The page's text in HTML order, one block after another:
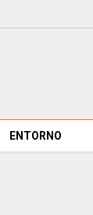
ENTORNO